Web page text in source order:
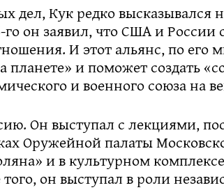
дел, Кук редко высказывался
он заявил, что США и России
И этот альянс, по его
планете» и поможет создать
и военного союза на
Он выступал с лекциями,
Оружейной палаты
и в культурном комплексе
он выступал в роли